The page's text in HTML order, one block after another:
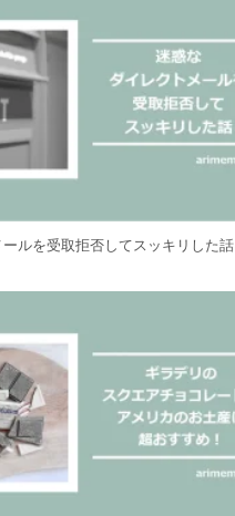
ルを受取拒否してスッキリした話